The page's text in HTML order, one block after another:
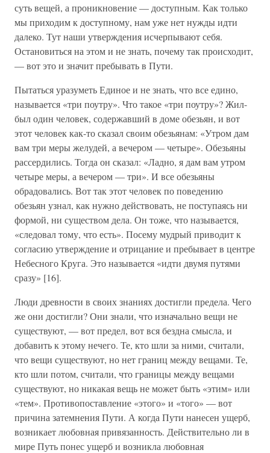
суть вещей, а проникновение — доступным. Как только
мы приходим к доступному, нам уже нет нужды идти
далеко. Тут наши утверждения исчерпывают себя.
Остановиться на этом и не знать, почему так происходит,
— вот это и значит пребывать в Пути.
Пытаться уразуметь Единое и не знать, что все едино,
называется «три поутру». Что такое «три поутру»? Жил-
был один человек, содержавший в доме обезьян, и вот
этот человек как-то сказал своим обезьянам: «Утром дам
вам три меры желудей, а вечером — четыре». Обезьяны
рассердились. Тогда он сказал: «Ладно, я дам вам утром
четыре меры, а вечером — три». И все обезьяны
обрадовались. Вот так этот человек по поведению
обезьян узнал, как нужно действовать, не поступаясь ни
формой, ни существом дела. Он тоже, что называется,
«следовал тому, что есть». Посему мудрый приводит к
согласию утверждение и отрицание и пребывает в центре
Небесного Круга. Это называется «идти двумя путями
сразу» [16].
Люди древности в своих знаниях достигли предела. Чего
же они достигли? Они знали, что изначально вещи не
существуют, — вот предел, вот вся бездна смысла, и
добавить к этому нечего. Те, кто шли за ними, считали,
что вещи существуют, но нет границ между вещами. Те,
кто шли потом, считали, что границы между вещами
существуют, но никакая вещь не может быть «этим» или
«тем». Противопоставление «этого» и «того» — вот
причина затемнения Пути. А когда Пути нанесен ущерб,
возникает любовная привязанность. Действительно ли в
мире Путь понес ущерб и возникла любовная